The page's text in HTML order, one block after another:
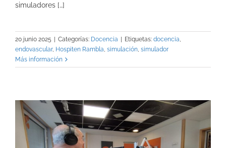
simuladores […]
20 junio 2025 | Categorías: Docencia | Etiquetas: docencia,
endovascular, Hospiten Rambla, simulación, simulador
Más información